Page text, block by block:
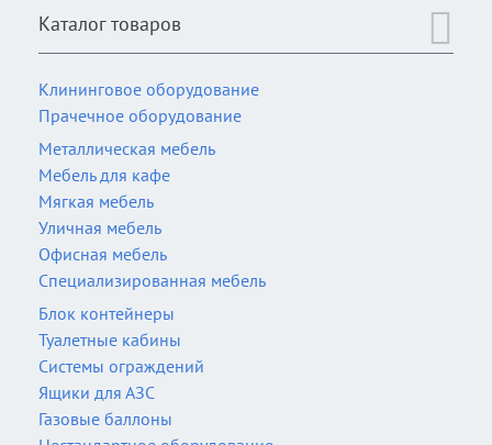
Каталог товаров
Клининговое оборудование
Прачечное оборудование
Металлическая мебель
Мебель для кафе
Мягкая мебель
Уличная мебель
Офисная мебель
Специализированная мебель
Блок контейнеры
Туалетные кабины
Системы ограждений
Ящики для АЗС
Газовые баллоны